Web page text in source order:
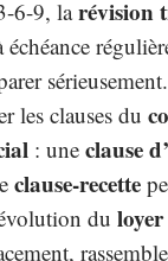
6-9, larévision
les clauses du
: une clause
clause-recette
du